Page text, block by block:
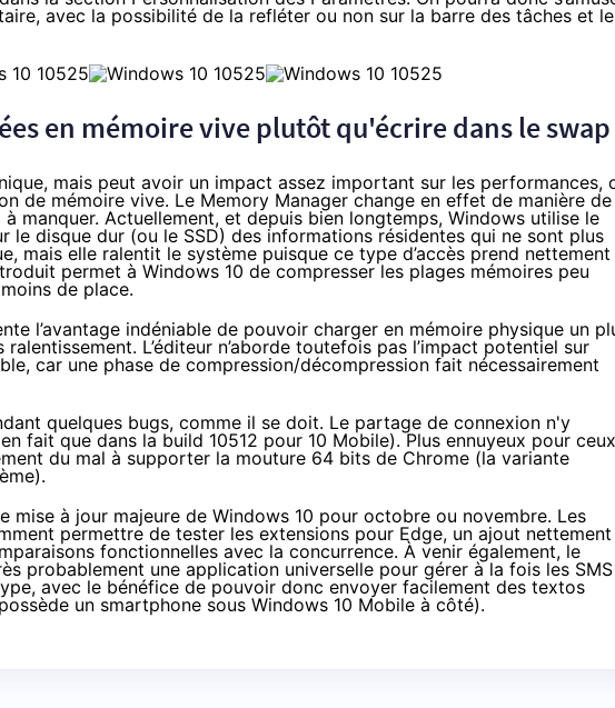
avec la possibilité de la refléter ou non sur la barre des tâches et le
en mémoire vive plutôt qu'écrire dans le swap
mais peut avoir un impact assez important sur les performances,
de mémoire vive. Le Memory Manager change en effet de manière de
manquer. Actuellement, et depuis bien longtemps, Windows utilise le
le disque dur (ou le SSD) des informations résidentes qui ne sont plus
mais elle ralentit le système puisque ce type d’accès prend nettement
permet à Windows 10 de compresser les plages mémoires peu
de place.
l’avantage indéniable de pouvoir charger en mémoire physique un
L’éditeur n’aborde toutefois pas l’impact potentiel sur
car une phase de compression/décompression fait nécessairement
quelques bugs, comme il se doit. Le partage de connexion n'y
fait que dans la build 10512 pour 10 Mobile). Plus ennuyeux pour ceux
du mal à supporter la mouture 64 bits de Chrome (la variante
mise à jour majeure de Windows 10 pour octobre ou novembre. Les
permettre de tester les extensions pour Edge, un ajout nettement
fonctionnelles avec la concurrence. À venir également, le
probablement une application universelle pour gérer à la fois les SMS
avec le bénéfice de pouvoir donc envoyer facilement des textos
un smartphone sous Windows 10 Mobile à côté).